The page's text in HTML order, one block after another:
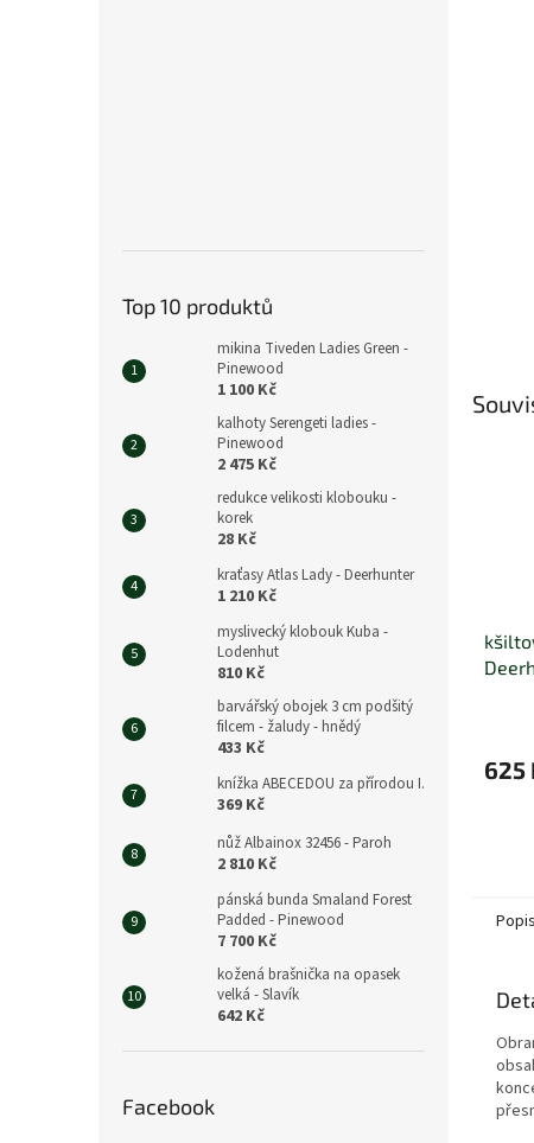
Top 10 produktů
mikina Tiveden Ladies Green -
Pinewood
1 100 Kč
kalhoty Serengeti ladies -
Pinewood
2 475 Kč
redukce velikosti klobouku -
korek
28 Kč
kraťasy Atlas Lady - Deerhunter
1 210 Kč
myslivecký klobouk Kuba -
Lodenhut
810 Kč
barvářský obojek 3 cm podšitý
filcem - žaludy - hnědý
433 Kč
knížka ABECEDOU za přírodou I.
369 Kč
nůž Albainox 32456 - Paroh
2 810 Kč
pánská bunda Smaland Forest
Padded - Pinewood
7 700 Kč
kožená brašnička na opasek
velká - Slavík
642 Kč
Facebook
625
Popis